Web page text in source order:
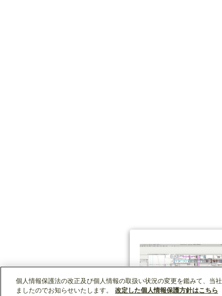
個人情報保護法の改正及び個人情報の取扱い状況の変更を鑑みて、当
ましたのでお知らせいたします。
改定した個人情報保護方針はこちら